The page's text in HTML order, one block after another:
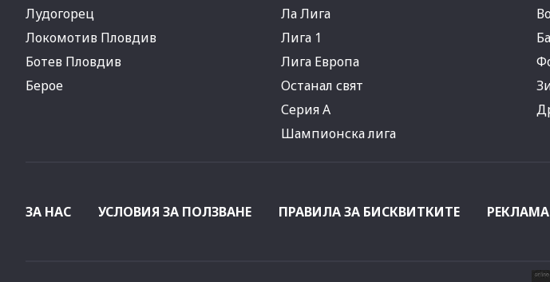
Лудогорец
Локомотив Пловдив
Ботев Пловдив
Берое
Ла Лига
Лига 1
Лига Европа
Останал свят
Серия А
Шампионска лига
ЗА НАС УСЛОВИЯ ЗА ПОЛЗВАНЕ ПРАВИЛА ЗА БИСКВИТКИТЕ РЕКЛАМА